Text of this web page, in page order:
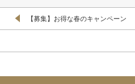
【募集】お得な春のキャンペーン